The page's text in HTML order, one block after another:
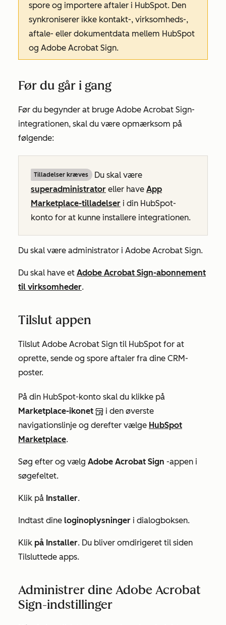
spore og importere aftaler i HubSpot. Den
synkroniserer ikke kontakt-, virksomheds-,
aftale- eller dokumentdata mellem HubSpot
og Adobe Acrobat Sign.
Før du går i gang
Før du begynder at bruge Adobe Acrobat Sign-
integrationen, skal du være opmærksom på
følgende:
Tilladelser kræves
Du skal være
superadministrator eller have App
Marketplace-tilladelser i din HubSpot-
konto for at kunne installere integrationen.
Du skal være administrator i Adobe Acrobat Sign.
Du skal have et Adobe Acrobat Sign-abonnement
til virksomheder.
Tilslut appen
Tilslut Adobe Acrobat Sign til HubSpot for at
oprette, sende og spore aftaler fra dine CRM-
poster.
På din HubSpot-konto skal du klikke på
Marketplace-ikonet
i den øverste
navigationslinje og derefter vælge HubSpot
Marketplace.
Søg efter og vælg Adobe Acrobat Sign -appen i
søgefeltet.
Klik på Installer.
Indtast dine loginoplysninger i dialogboksen.
Klik på Installer. Du bliver omdirigeret til siden
Tilsluttede apps.
Administrer dine Adobe Acrobat
Sign-indstillinger